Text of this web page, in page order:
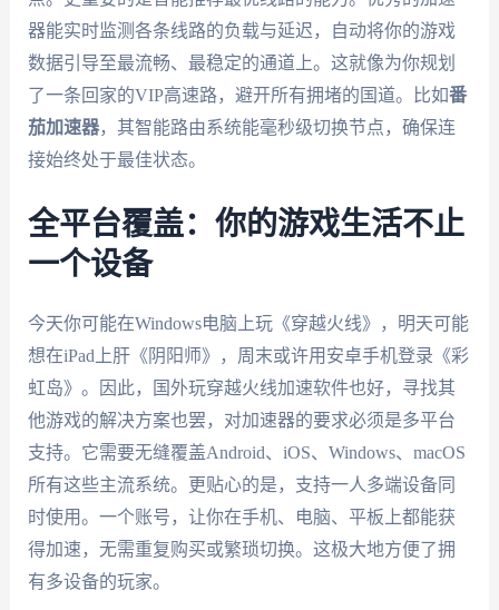
器能实时监测各条线路的负载与延迟，自动将你的游戏
数据引导至最流畅、最稳定的通道上。这就像为你规划
了一条回家的VIP高速路，避开所有拥堵的国道。比如番
茄加速器，其智能路由系统能毫秒级切换节点，确保连
接始终处于最佳状态。
全平台覆盖：你的游戏生活不止
一个设备
今天你可能在Windows电脑上玩《穿越火线》，明天可能
想在iPad上肝《阴阳师》，周末或许用安卓手机登录《彩
虹岛》。因此，国外玩穿越火线加速软件也好，寻找其
他游戏的解决方案也罢，对加速器的要求必须是多平台
支持。它需要无缝覆盖Android、iOS、Windows、macOS
所有这些主流系统。更贴心的是，支持一人多端设备同
时使用。一个账号，让你在手机、电脑、平板上都能获
得加速，无需重复购买或繁琐切换。这极大地方便了拥
有多设备的玩家。